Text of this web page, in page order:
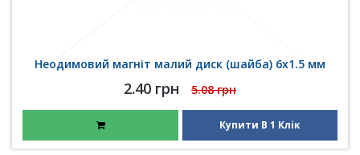
Неодимовий магніт малий диск (шайба) 6х1.5 мм
2.40 грн 5.08 грн
Купити В 1 Клік